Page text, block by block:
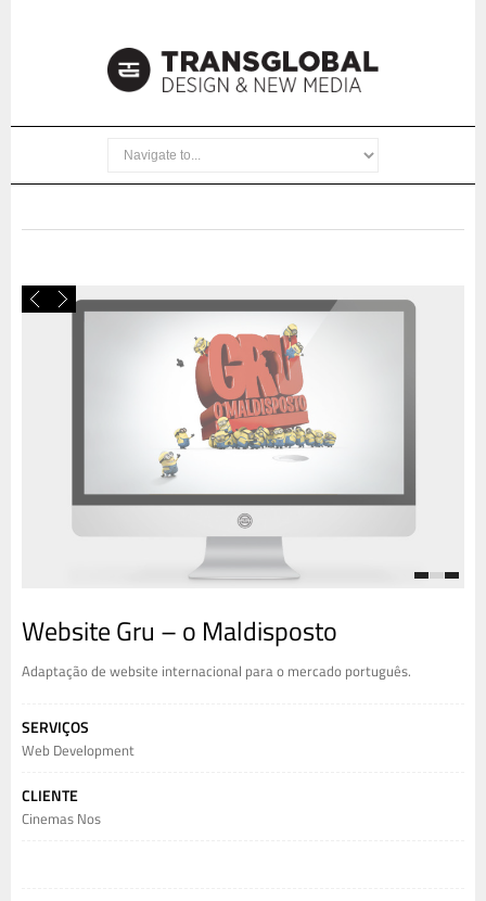
Website Gru – o Maldisposto
Adaptação de website internacional para o mercado português.
SERVIÇOS
Web Development
CLIENTE
Cinemas Nos